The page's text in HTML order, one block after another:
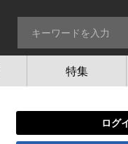
特集
ログ